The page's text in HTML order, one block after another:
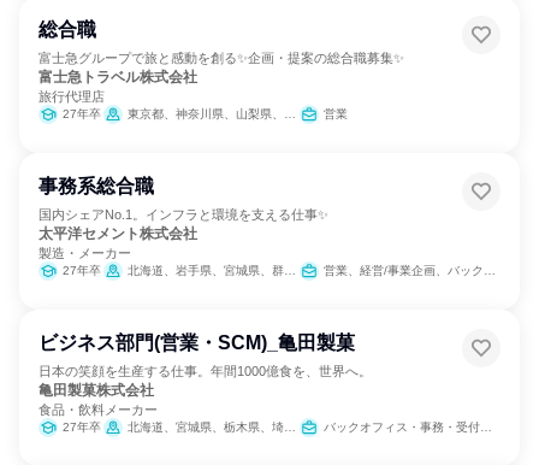
総合職
富士急グループで旅と感動を創る✨企画・提案の総合職募集✨
富士急トラベル株式会社
旅行代理店
27年卒 東京都、神奈川県、山梨県、静岡県 営業
事務系総合職
国内シェアNo.1。インフラと環境を支える仕事✨
太平洋セメント株式会社
製造・メーカー
27年卒 北海道、岩手県、宮城県、群馬県、埼玉県、千葉県、東京都、神奈川県、新潟県、石川県、福井県、愛知県、三重県、大阪府、広島県、香川県、高知県、福岡県、大分県 営業、経営/事業企画、バックオフィス・事務・受付、SCM/生産管理/購買/物流、経理/税務/財務、人事、総務、法務/知財、IT、広報/IR、組織運営管理・公務員・事務系職種
ビジネス部門(営業・SCM)_亀田製菓
日本の笑顔を生産する仕事。年間1000億食を、世界へ。
亀田製菓株式会社
食品・飲料メーカー
27年卒 北海道、宮城県、栃木県、埼玉県、東京都、神奈川県、新潟県、石川県、長野県、愛知県、大阪府、広島県、福岡県 バックオフィス・事務・受付、営業、SCM/生産管理/購買/物流